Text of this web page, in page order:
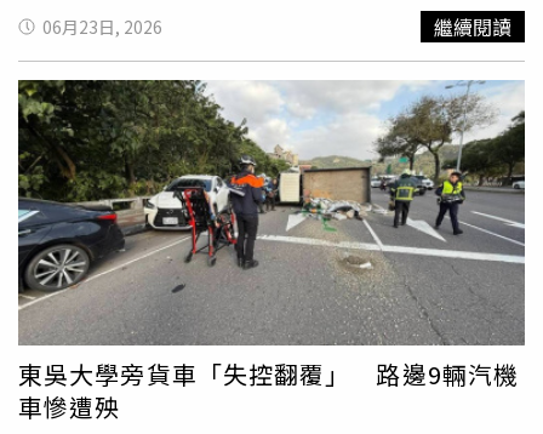
06月23日, 2026 繼續閱讀
東吳大學旁貨車「失控翻覆」 路邊9輛汽機
車慘遭殃